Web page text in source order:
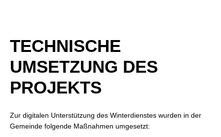
TECHNISCHE
UMSETZUNG DES
PROJEKTS
Zur digitalen Unterstützung des Winterdienstes wurden in der
Gemeinde folgende Maßnahmen umgesetzt: